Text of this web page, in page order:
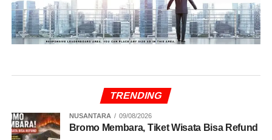
TRENDING
NUSANTARA 09/08/2026
Bromo Membara, Tiket Wisata Bisa Refund